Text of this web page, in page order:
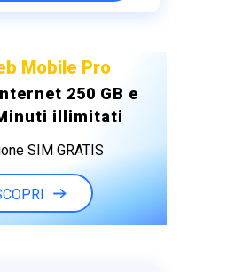
Mobile Pro
250 GB e
illimitati
SIM GRATIS